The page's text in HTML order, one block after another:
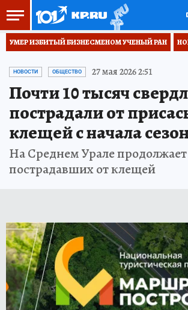
УМЕР ИЗБИТЫЙ БИЗНЕСМЕНОМ УЧЕНЫЙ РАН
НОВОСТИ ОБЩЕСТВО 27 мая 2026 2:51
Почти 10 тысяч
пострадали от
клещей с начала
На Среднем Урале продолжает
пострадавших от клещей